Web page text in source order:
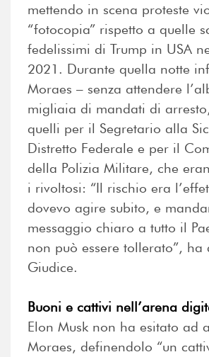
mettendo in scena proteste
“fotocopia” rispetto a quelle
fedelissimi di Trump in USA
2021. Durante quella notte
Moraes – senza attendere
migliaia di mandati di
quelli per il Segretario alla
Distretto Federale e per il
della Polizia Militare, che
i rivoltosi: “Il rischio era
dovevo agire subito, e
messaggio chiaro a tutto il
non può essere tollerato”,
Giudice.
Buoni e cattivi nell’arena
Elon Musk non ha esitato ad
Moraes, definendolo “un